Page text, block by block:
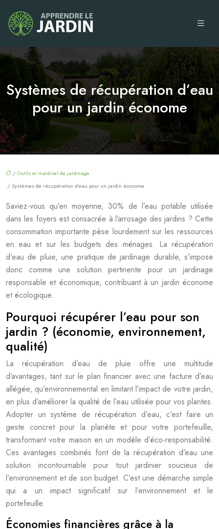
Systèmes de récupération d’eau
pour un jardin économe
/Outils et matériel de jardinage
/ Systèmes de récupération d’eau pour un jardin économe
Saviez-vous qu’en moyenne, 30% de l’eau potable utilisée
dans les foyers est consacrée à l’arrosage des jardins ? Cette
consommation importante pèse lourdement sur les ressources
en eau et sur les budgets des ménages. La récupération
d’eau de pluie, une pratique de jardinage durable, s’impose
donc comme une solution pertinente pour un jardinage
responsable et économique, contribuant à un jardin économe
et écologique.
Pourquoi récupérer l’eau pour son
jardin ? (économie, environnement,
qualité)
La récupération d’eau de pluie offre une multitude
d’avantages, tant sur le plan financier avec une facture d’eau
allégée, qu’environnemental en limitant l’impact de votre jardin,
en plus d’améliorer la qualité de l’eau utilisée pour vos plantes.
Adopter un système de récupération d’eau, c’est faire un
geste concret pour la planète et pour votre portefeuille,
transformant votre maison en un modèle d’éco-responsabilité.
Ces avantages combinés font de la récupération d’eau une
solution incontournable pour tout jardinier soucieux de
l’environnement et de son budget. C’est une démarche simple
qui a un impact significatif sur l’environnement et le
portefeuille.
Économies financières grâce à la